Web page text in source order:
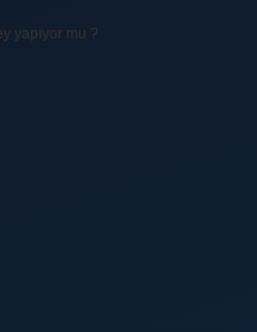
yapıyor mu ?